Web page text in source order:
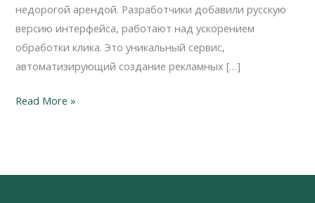
недорогой арендой. Разработчики добавили русскую
версию интерфейса, работают над ускорением
обработки клика. Это уникальный сервис,
автоматизирующий создание рекламных […]
Read More »